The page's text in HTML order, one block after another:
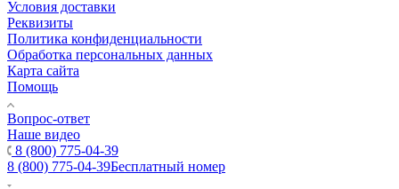
Условия доставки
Реквизиты
Политика конфиденциальности
Обработка персональных данных
Карта сайта
Помощь
Вопрос-ответ
Наше видео
8 (800) 775-04-39
8 (800) 775-04-39Бесплатный номер